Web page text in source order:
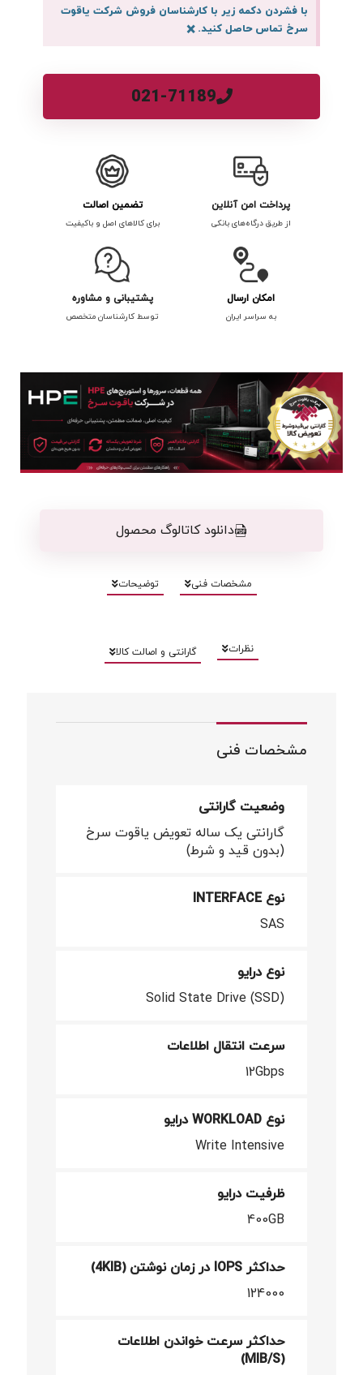
با فشردن دکمه زیر با کارشناسان فروش شرکت یاقوت
سرخ تماس حاصل کنید.×
021-71189
پرداخت امن آنلاین
از طریق درگاه‌های بانکی
تضمین اصالت
برای کالاهای اصل و باکیفیت
امکان ارسال
به سراسر ایران
پشتیبانی و مشاوره
توسط کارشناسان متخصص
دانلود کاتالوگ محصول
مشخصات فنی توضیحات
نظرات گارانتی و اصالت کالا
مشخصات فنی
وضعیت گارانتی
گارانتی یک ساله تعویض یاقوت سرخ
(بدون قید و شرط)
نوع INTERFACE
SAS
نوع درایو
Solid State Drive (SSD)
سرعت انتقال اطلاعات
12Gbps
نوع WORKLOAD درایو
Write Intensive
ظرفیت درایو
400GB
حداکثر IOPS در زمان نوشتن (4KIB)
124000
حداکثر سرعت خواندن اطلاعات
(MIB/S)